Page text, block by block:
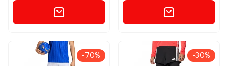
-70% -30%